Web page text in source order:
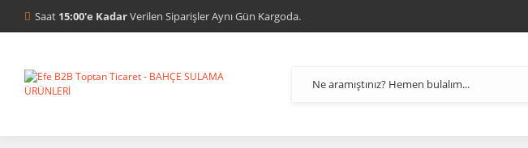
Saat 15:00'e KadarVerilen Siparişler Aynı Gün Kargoda.